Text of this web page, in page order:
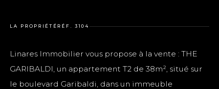
LA PROPRIÉTÉ RÉF. 3104
Linares Immobilier vous propose à la vente : THE
GARIBALDI, un appartement T2 de 38m², situé sur
le boulevard Garibaldi, dans un immeuble